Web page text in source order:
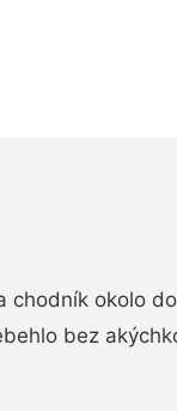
chodník okolo
bez